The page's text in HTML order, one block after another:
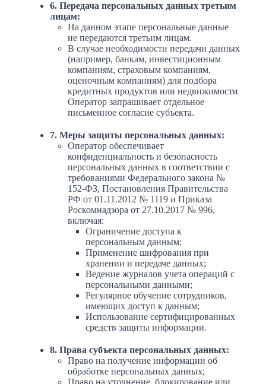
6. Передача персональных данных третьим
лицам:
На данном этапе персональные данные
не передаются третьим лицам.
В случае необходимости передачи данных
(например, банкам, инвестиционным
компаниям, страховым компаниям,
оценочным компаниям) для подбора
кредитных продуктов или недвижимости
Оператор запрашивает отдельное
письменное согласие субъекта.
7. Меры защиты персональных данных:
Оператор обеспечивает
конфиденциальность и безопасность
персональных данных в соответствии с
требованиями Федерального закона №
152-ФЗ, Постановления Правительства
РФ от 01.11.2012 № 1119 и Приказа
Роскомнадзора от 27.10.2017 № 996,
включая:
Ограничение доступа к
персональным данным;
Применение шифрования при
хранении и передаче данных;
Ведение журналов учета операций с
персональными данными;
Регулярное обучение сотрудников,
имеющих доступ к данным;
Использование сертифицированных
средств защиты информации.
8. Права субъекта персональных данных:
Право на получение информации об
обработке персональных данных;